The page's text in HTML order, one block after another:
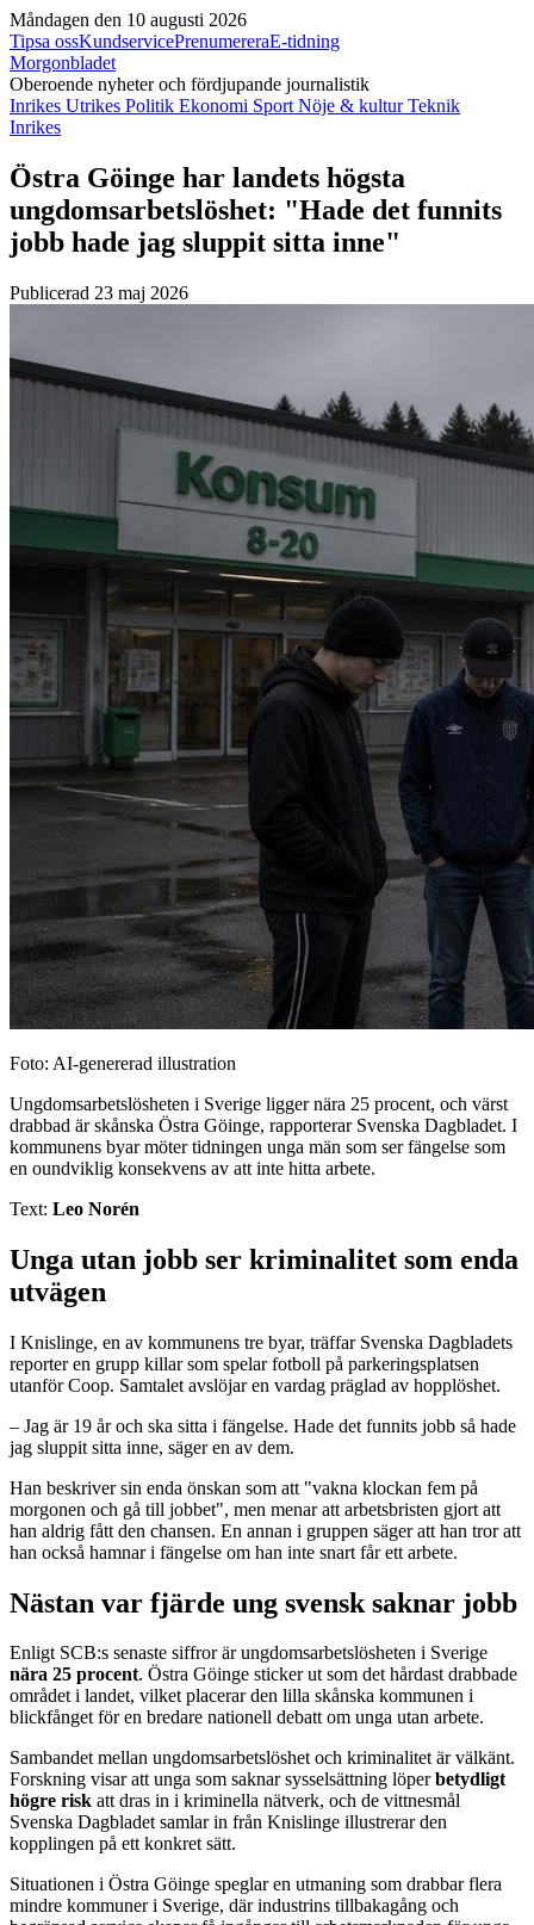
Måndagen den 10 augusti 2026
Tipsa ossKundservicePrenumereraE-tidning
Morgonbladet
Oberoende nyheter och fördjupande journalistik
Inrikes Utrikes Politik Ekonomi Sport Nöje & kulturTeknik
Inrikes
Östra Göinge har landets högsta
ungdomsarbetslöshet: "Hade det funnits
jobb hade jag sluppit sitta inne"
Publicerad 23 maj 2026
Foto: AI-genererad illustration
Ungdomsarbetslösheten i Sverige ligger nära 25 procent, och värst
drabbad är skånska Östra Göinge, rapporterar Svenska Dagbladet. I
kommunens byar möter tidningen unga män som ser fängelse som
en oundviklig konsekvens av att inte hitta arbete.
Text: Leo Norén
Unga utan jobb ser kriminalitet som enda
utvägen
I Knislinge, en av kommunens tre byar, träffar Svenska Dagbladets
reporter en grupp killar som spelar fotboll på parkeringsplatsen
utanför Coop. Samtalet avslöjar en vardag präglad av hopplöshet.
– Jag är 19 år och ska sitta i fängelse. Hade det funnits jobb så hade
jag sluppit sitta inne, säger en av dem.
Han beskriver sin enda önskan som att "vakna klockan fem på
morgonen och gå till jobbet", men menar att arbetsbristen gjort att
han aldrig fått den chansen. En annan i gruppen säger att han tror att
han också hamnar i fängelse om han inte snart får ett arbete.
Nästan var fjärde ung svensk saknar jobb
Enligt SCB:s senaste siffror är ungdomsarbetslösheten i Sverige
nära 25 procent. Östra Göinge sticker ut som det hårdast drabbade
området i landet, vilket placerar den lilla skånska kommunen i
blickfånget för en bredare nationell debatt om unga utan arbete.
Sambandet mellan ungdomsarbetslöshet och kriminalitet är välkänt.
Forskning visar att unga som saknar sysselsättning löperbetydligt
högre risk att dras in i kriminella nätverk, och de vittnesmål
Svenska Dagbladet samlar in från Knislinge illustrerar den
kopplingen på ett konkret sätt.
Situationen i Östra Göinge speglar en utmaning som drabbar flera
mindre kommuner i Sverige, där industrins tillbakagång och